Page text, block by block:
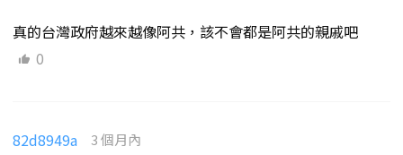
真的台灣政府越來越像阿共，該不會都是阿共的親戚吧
0
82d8949a 3 個月內